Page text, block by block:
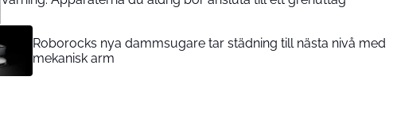
Roborocks nya dammsugare tar städning till nästa nivå med
mekanisk arm